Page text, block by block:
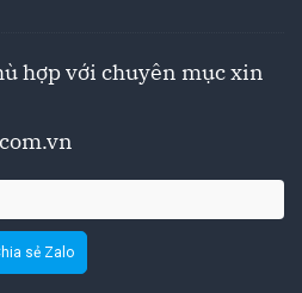
hợp với chuyên mục xin
sẻ Zalo